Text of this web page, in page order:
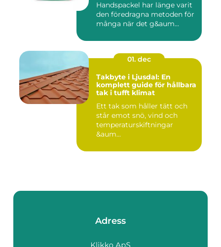
Handspackel har länge varit
den föredragna metoden för
många när det g&aum...
01. dec
Takbyte i Ljusdal: En
komplett guide för hållbara
tak i tufft klimat
Ett tak som håller tätt och
står emot snö, vind och
temperaturskiftningar
&aum...
Adress